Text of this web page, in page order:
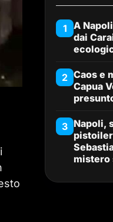
1 A
dai
2 Caos e
Capua
3 Napoli,
mistero